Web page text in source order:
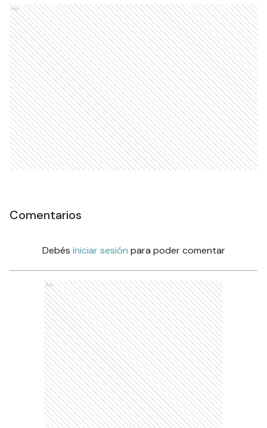
Ads
Comentarios
Debés iniciar sesión para poder comentar
Ads